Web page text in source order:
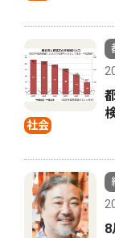
社会
8